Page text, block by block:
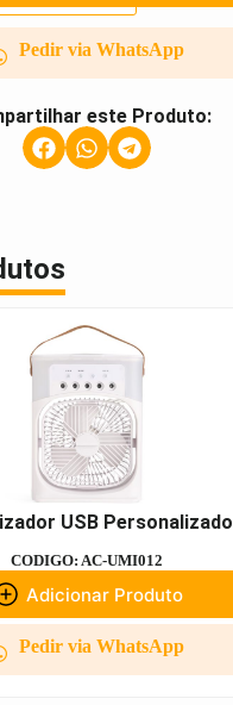
Pedir via WhatsApp
este Produto:
USB Personalizado
CODIGO: AC-UMI012
Adicionar Produto
Pedir via WhatsApp